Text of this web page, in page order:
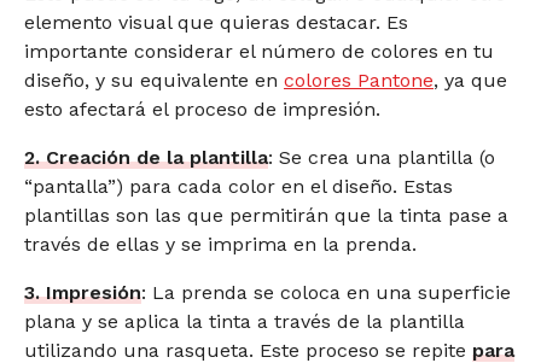
elemento visual que quieras destacar. Es
importante considerar el número de colores en tu
diseño, y su equivalente en colores Pantone, ya que
esto afectará el proceso de impresión.
2. Creación de la plantilla: Se crea una plantilla (o
“pantalla”) para cada color en el diseño. Estas
plantillas son las que permitirán que la tinta pase a
través de ellas y se imprima en la prenda.
3. Impresión: La prenda se coloca en una superficie
plana y se aplica la tinta a través de la plantilla
utilizando una rasqueta. Este proceso se repite para